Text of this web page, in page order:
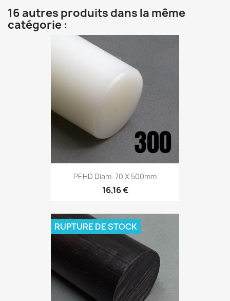
16 autres produits dans la même
catégorie :
PEHD Diam. 70 X 500mm
16,16 €
RUPTURE DE STOCK